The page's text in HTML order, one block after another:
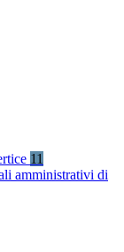
11
amministrativi di